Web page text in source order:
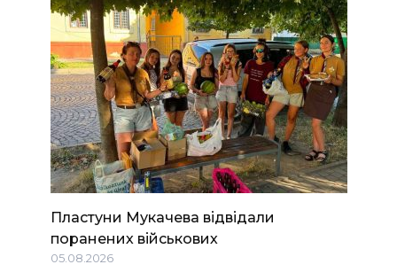
Пластуни Мукачева відвідали
поранених військових
05.08.2026